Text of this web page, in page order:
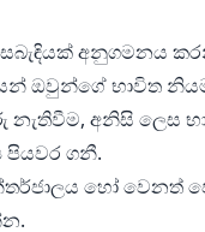
අනුගමනය
ඔවුන්ගේ භාවිත
අනිසි ලෙස
පියවර ගනී.
හෝ වෙනත්